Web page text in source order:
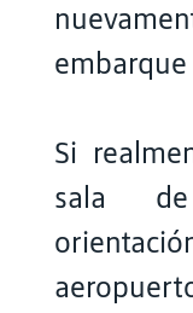
embarque
Si
sala de